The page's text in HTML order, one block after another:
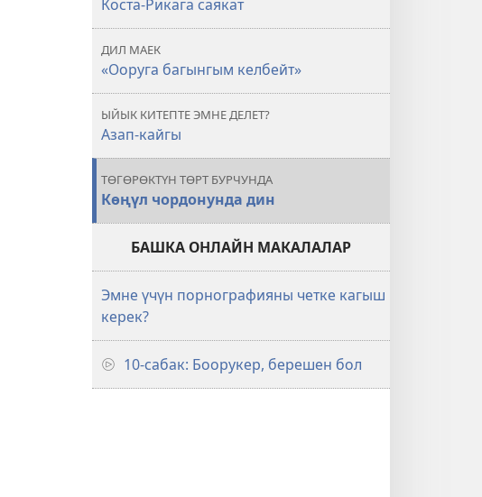
Коста-Рикага саякат
ДИЛ МАЕК
«Ооруга багынгым келбейт»
ЫЙЫК КИТЕПТЕ ЭМНЕ ДЕЛЕТ?
Азап-кайгы
ТӨГӨРӨКТҮН ТӨРТ БУРЧУНДА
Көңүл чордонунда дин
БАШКА ОНЛАЙН МАКАЛАЛАР
Эмне үчүн порнографияны четке кагыш
керек?
10-сабак: Боорукер, берешен бол